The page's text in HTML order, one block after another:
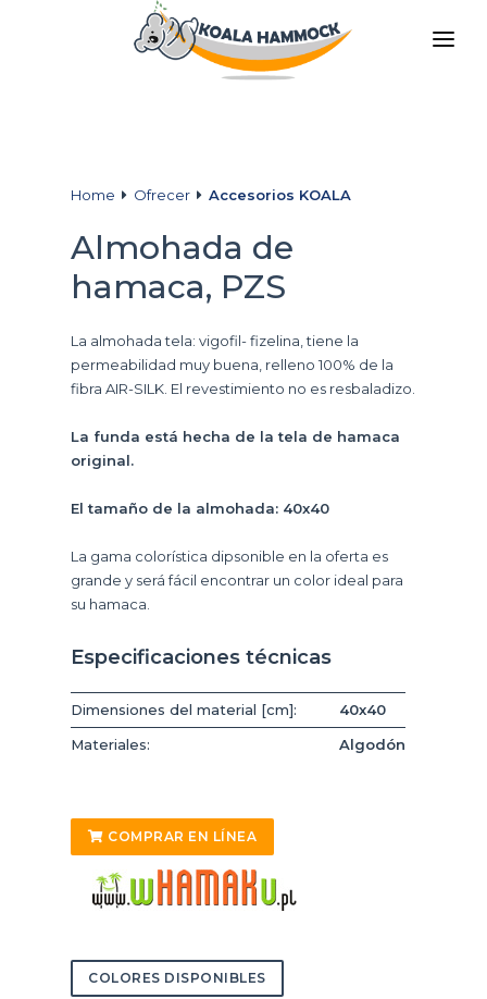
MEDIOS
ES
Home Ofrecer Accesorios KOALA
Almohada de
hamaca, PZS
La almohada tela: vigofil- fizelina, tiene la
permeabilidad muy buena, relleno 100% de la
fibra AIR-SILK. El revestimiento no es resbaladizo.
La funda está hecha de la tela de hamaca
original.
El tamaño de la almohada: 40x40
La gama colorística dipsonible en la oferta es
grande y será fácil encontrar un color ideal para
su hamaca.
Especificaciones técnicas
Dimensiones del material [cm]:
40x40
Materiales:
Algodón
COMPRAR EN LÍNEA
COLORES DISPONIBLES